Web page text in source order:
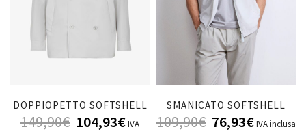
DOPPIOPETTO SOFTSHELL
149,90€ 104,93€IVA
SMANICATO SOFTSHELL
109,90€ 76,93€IVA inclusa